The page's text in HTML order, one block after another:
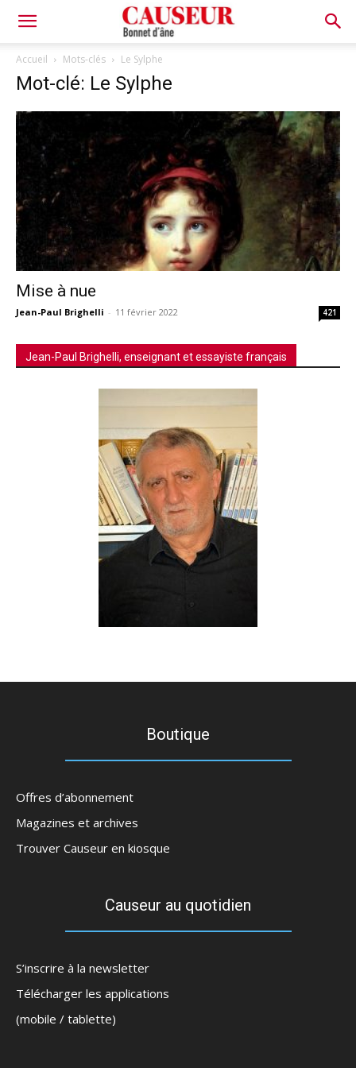
Bonnet
d'âne
Accueil Mots-clés Le Sylphe
Mot-clé: Le Sylphe
Mise à nue
Jean-Paul Brighelli - 11 février 2022 421
Jean-Paul Brighelli, enseignant et essayiste français
Boutique
Offres d’abonnement
Magazines et archives
Trouver Causeur en kiosque
Causeur au quotidien
S’inscrire à la newsletter
Télécharger les applications
(mobile / tablette)